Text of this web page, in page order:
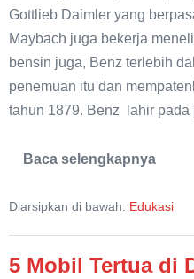
Gottlieb Daimler yang
Maybach juga bekerja
bensin juga, Benz terlebih
penemuan itu dan
tahun 1879. Benz lahir
Baca selengkapnya
Mengenal
Benz
Diarsipkan di bawah: Edukasi
5 Mobil Tertua di